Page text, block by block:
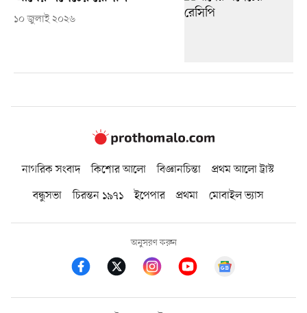
১০ জুলাই ২০২৬
নাগরিক সংবাদ কিশোর আলো বিজ্ঞানচিন্তা
প্রথম আলো ট্রাস্ট
বন্ধুসভা
চিরন্তন ১৯৭১ ইপেপার প্রথমা মোবাইল ভ্যাস
অনুসরণ করুন